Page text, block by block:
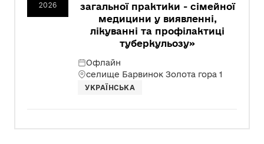
2026
загальної практики - сімейної
медицини у виявленні,
лікуванні та профілактиці
туберкульозу»
Офлайн
селище Барвинок Золота гора 1
УКРАЇНСЬКА